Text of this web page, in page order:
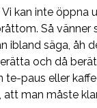
kan inte öppna
Så vänner
ibland säga, åh
och då
paus eller
man måste